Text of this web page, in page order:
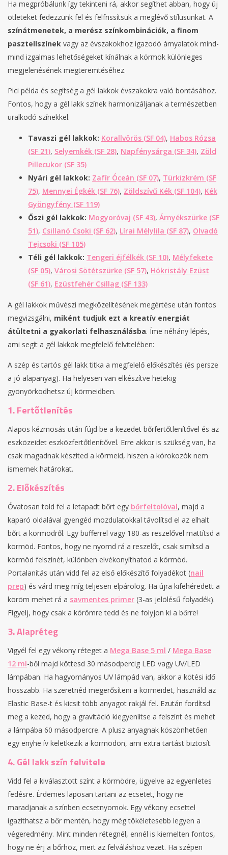
Ha megpróbálunk így tekinteni rá, akkor segíthet abban, hogy új
ötleteket fedezzünk fel és felfrissítsük a meglévő stílusunkat. A
színátmenetek, a merész színkombinációk, a finom
pasztellszínek vagy az évszakokhoz igazodó árnyalatok mind-
mind izgalmas lehetőségeket kínálnak a körmök különleges
megjelenésének megteremtéséhez.
Pici példa és segítség a gél lakkok évszakokra való bontásához.
Fontos, hogy a gél lakk színek harmonizáljanak a természetben
uralkodó színekkel.
Tavaszi gél lakkok: Korallvörös (SF 04), Habos Rózsa
(SF 21), Selyemkék (SF 28), Napfénysárga (SF 34), Zöld
Pillecukor (SF 35)
Nyári gél lakkok: Zafír Óceán (SF 07), Türkizkrém (SF
75), Mennyei Égkék (SF 76), Zöldszívű Kék (SF 104), Kék
Gyöngyfény (SF 119)
Őszi gél lakkok: Mogyoróvaj (SF 43), Árnyékszürke (SF
51), Csillanó Csoki (SF 62), Lírai Mélylila (SF 87), Olvadó
Tejcsoki (SF 105)
Téli gél lakkok: Tengeri éjfélkék (SF 10), Mélyfekete
(SF 05), Városi Sötétszürke (SF 57), Hókristály Ezüst
(SF 61), Ezüstfehér Csillag (SF 133)
A gél lakkok művészi megközelítésének megértése után fontos
megvizsgálni, miként tudjuk ezt a kreatív energiát
átültetni a gyakorlati felhasználásba. Íme néhány lépés,
ami segít a gél lakkok megfelelő felvitelében:
A szép és tartós gél lakk titka a megfelelő előkészítés (és persze
a jó alapanyag). Ha helyesen van elkészítve hetekig
gyönyörködhetsz új körmeidben.
1. Fertőtlenítés
Alapos kézmosás után fújd be a kezedet bőrfertőtlenítővel és az
eszközeidet eszközfertőtlenítővel. Erre akkor is szükség van, ha
csak magadnak készíted a körmeid, hiszen a kórokozók nem
ismernek határokat.
2. Előkészítés
Óvatosan told fel a letapadt bőrt egy bőrfeltolóval, majd a
kaparó oldalával gyengéd mozdulatokkal távolítsd el az elhalt
bőrt a körmödről. Egy bufferrel vagy 180-as reszelővel mattítsd a
körmöd. Fontos, hogy ne nyomd rá a reszelőt, csak simítsd a
körmöd felszínét, különben elvékonyíthatod a körmöd.
Portalanítás után vidd fel az első előkészítő folyadékot (nail
prep) és várd meg míg teljesen elpárolog. Ha újra kifehéredett a
köröm mehet rá a savmentes primer (3-as jelölésű folyadék).
Figyelj, hogy csak a körömre tedd és ne folyjon ki a bőrre!
3. Alapréteg
Vigyél fel egy vékony réteget a Mega Base 5 ml / Mega Base
12 ml-ből majd köttesd 30 másodpercig LED vagy UV/LED
lámpában. Ha hagyományos UV lámpád van, akkor a kötési idő
hosszabb. Ha szeretnéd megerősíteni a körmeidet, használd az
Elastic Base-t és kicsit több anyagot rakjál fel. Ezután fordítsd
meg a kezed, hogy a gravitáció kiegyenlítse a felszínt és mehet
a lámpába 60 másodpercre. A plusz anyagnak köszönhetően
egy enyhe ív keletkezik a körmödön, ami extra tartást biztosít.
4. Gél lakk szín felvitele
Vidd fel a kiválasztott színt a körmödre, ügyelve az egyenletes
fedésre. Érdemes laposan tartani az ecsetet, hogy ne
maradjanak a színben ecsetnyomok. Egy vékony ecsettel
igazíthatsz a bőr mentén, hogy még tökéletesebb legyen a
végeredmény. Mint minden rétegnél, ennél is kiemelten fontos,
hogy ne érj a bőrhöz, mert az felváláshoz vezet. Ha szépen